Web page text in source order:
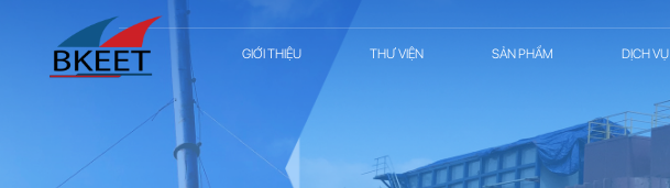
GIỚI THIỆU THƯ VIỆN SẢN PHẨM DỊCH VỤ